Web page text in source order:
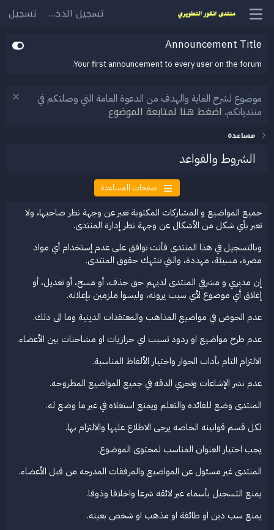
تسجيل الدخول تسجيل
Announcement Title
Your first announcement to every user on the forum.
موضوع لشرح الغاية والهدف من الدعوة العامة التي وصلتكم في
منتدياتكم، اضغط هنا لمتابعة الموضوع
مساعدة
الشروط والقواعد
صفحات المساعدة
جميع المواضيع و المشاركات المكتوبة تعبر عن وجهة نظر صاحبها، ولا
تعبر بأي شكل من الأشكال عن وجهة نظر إدارة المنتدى.
وبالتسجيل في هذا المنتدى فأنت توافق على عدم إستخدام أي مواد
مضرة، مسيئة، مهددة، والتي تنتهك حقوق المنتدى.
إن مديري و مشرفي المنتدى لديهم حق حذف، أو مسح، أو تعديل، أو
إغلاق أي موضوع لأي سبب يرونه، وليسوا ملزمين بإعلانه.
عدم الخوض في مواضيع المذاهب والمعتقدات الدينية وما الى ذلك.
عدم طرح مواضيع او ردود تسبب اي حزازيات او مشاحنات بين الأعضاء.
الالتزام التام بأداب الحوار واختيار الألفاظ المناسبة.
عدم نشر الإشاعات وتحري الدقه في جميع المواضيع المطروحه.
المنتدى وضع للفائده والتعلم ويمنع استغلاه في غير ما وضع له.
لكل قسم قوانينه الخاصه يرجى الاطلاع عليها والالتزام بها.
يجب اختيار العنوان المناسب لمحتوى الموضوع.
المنتدى غير مسئول عن المواضيع والمرفقات المدرجه من قبل الأعضاء.
يمنع التسجيل بأسماء غير لائقه شرعا واخلاقا وذوقا.
يمنع سب دين او طائفة او مذهب او شخص بعينه.